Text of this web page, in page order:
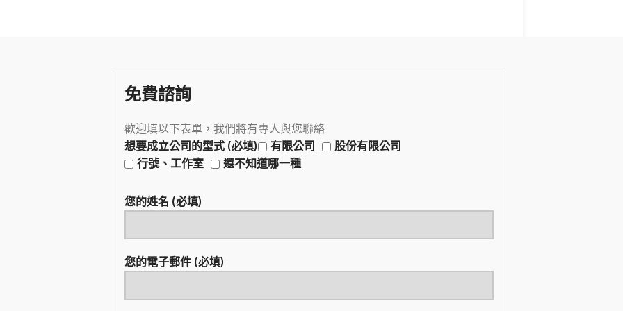
免費諮詢
歡迎填以下表單，我們將有專人與您聯絡
想要成立公司的型式 (必填)
有限公司
股份有限公司
行號、工作室
還不知道哪一種
您的姓名 (必填)
您的電子郵件 (必填)